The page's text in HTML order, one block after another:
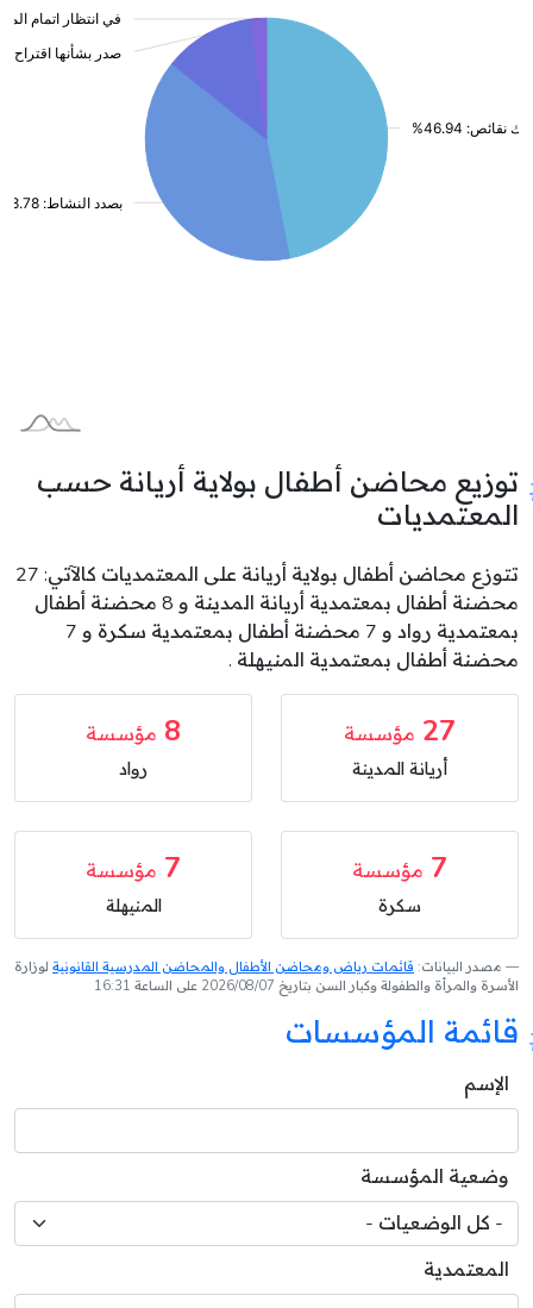
توزيع محاضن أطفال بولاية أريانة حسب
المعتمديات
تتوزع محاضن أطفال بولاية أريانة على المعتمديات كالآتي: 27
محضنة أطفال بمعتمدية أريانة المدينة و 8 محضنة أطفال
بمعتمدية رواد و 7 محضنة أطفال بمعتمدية سكرة و 7
محضنة أطفال بمعتمدية المنيهلة .
27 مؤسسة
أريانة المدينة
8 مؤسسة
رواد
7 مؤسسة
سكرة
7 مؤسسة
المنيهلة
مصدر البيانات: قائمات رياض ومحاضن الأطفال والمحاضن المدرسية القانونية لوزارة
الأسرة والمرأة والطفولة وكبار السن بتاريخ 2026/08/07 على الساعة 16:31
قائمة المؤسسات
الإسم
وضعية المؤسسة
المعتمدية